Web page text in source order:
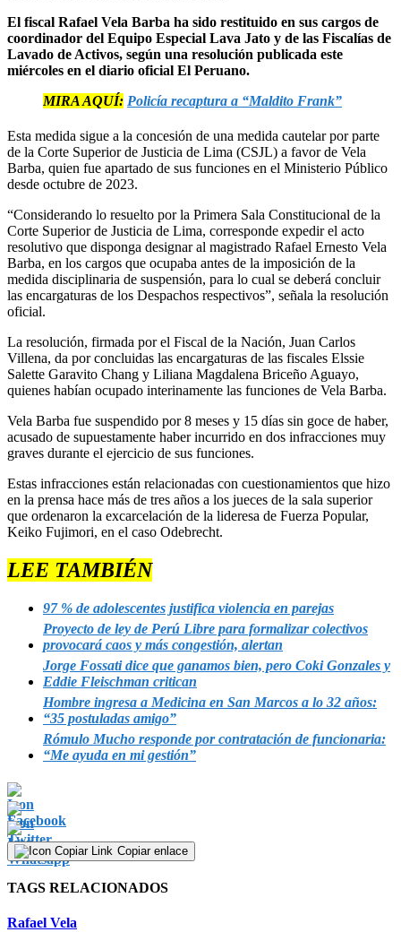
El fiscal Rafael Vela Barba ha sido restituido en sus cargos de
coordinador del Equipo Especial Lava Jato y de las Fiscalías de
Lavado de Activos, según una resolución publicada este
miércoles en el diario oficial El Peruano.
MIRA AQUÍ: Policía recaptura a “Maldito Frank”
Esta medida sigue a la concesión de una medida cautelar por parte
de la Corte Superior de Justicia de Lima (CSJL) a favor de Vela
Barba, quien fue apartado de sus funciones en el Ministerio Público
desde octubre de 2023.
“Considerando lo resuelto por la Primera Sala Constitucional de la
Corte Superior de Justicia de Lima, corresponde expedir el acto
resolutivo que disponga designar al magistrado Rafael Ernesto Vela
Barba, en los cargos que ocupaba antes de la imposición de la
medida disciplinaria de suspensión, para lo cual se deberá concluir
las encargaturas de los Despachos respectivos”, señala la resolución
oficial.
La resolución, firmada por el Fiscal de la Nación, Juan Carlos
Villena, da por concluidas las encargaturas de las fiscales Elssie
Salette Garavito Chang y Liliana Magdalena Briceño Aguayo,
quienes habían ocupado interinamente las funciones de Vela Barba.
Vela Barba fue suspendido por 8 meses y 15 días sin goce de haber,
acusado de supuestamente haber incurrido en dos infracciones muy
graves durante el ejercicio de sus funciones.
Estas infracciones están relacionadas con cuestionamientos que hizo
en la prensa hace más de tres años a los jueces de la sala superior
que ordenaron la excarcelación de la lideresa de Fuerza Popular,
Keiko Fujimori, en el caso Odebrecht.
LEE TAMBIÉN
97 % de adolescentes justifica violencia en parejas
Proyecto de ley de Perú Libre para formalizar colectivos
provocará caos y más congestión, alertan
Jorge Fossati dice que ganamos bien, pero Coki Gonzales y
Eddie Fleischman critican
Hombre ingresa a Medicina en San Marcos a lo 32 años:
“35 postuladas amigo”
Rómulo Mucho responde por contratación de funcionaria:
“Me ayuda en mi gestión”
Copiar enlace
TAGS RELACIONADOS
Rafael Vela